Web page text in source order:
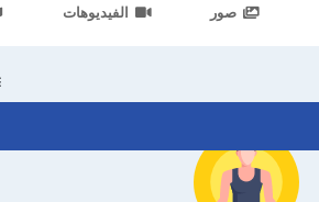
صور الفيديوهات